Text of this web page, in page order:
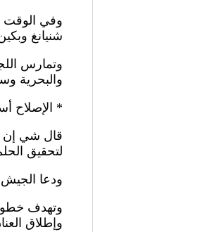
شنيانغ
وتمارس
والبحرية
* الإصلاح
قال شي إن
لتحقيق
ودعا الجيش
وتهدف
وإطلاق